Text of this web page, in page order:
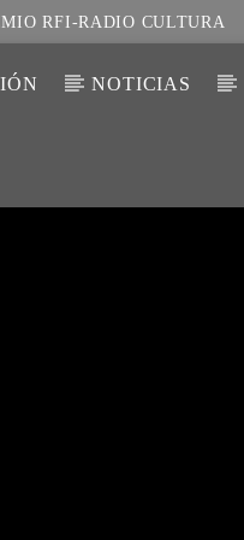
RFI-RADIO CULTURA
NOTICIAS